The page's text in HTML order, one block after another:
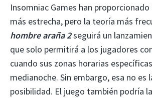
Insomniac Games han proporcionado
más estrecha, pero la teoría más
hombre araña 2seguirá un
que solo permitirá a los jugadores
cuando sus zonas horarias
medianoche. Sin embargo, esa no es
posibilidad. El juego también podría